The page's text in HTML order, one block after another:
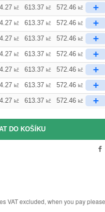
kč 613.37 kč 572.46 kč +
kč 613.37 kč 572.46 kč +
kč 613.37 kč 572.46 kč +
kč 613.37 kč 572.46 kč +
kč 613.37 kč 572.46 kč +
kč 613.37 kč 572.46 kč +
kč 613.37 kč 572.46 kč +
VAT excluded, when you pay